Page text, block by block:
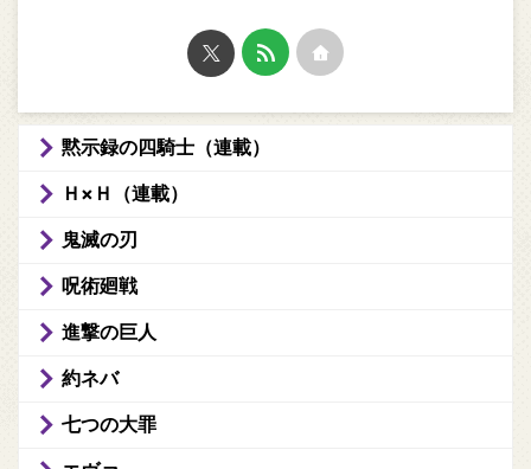
黙示録の四騎士（連載）
Ｈ×Ｈ（連載）
鬼滅の刃
呪術廻戦
進撃の巨人
約ネバ
七つの大罪